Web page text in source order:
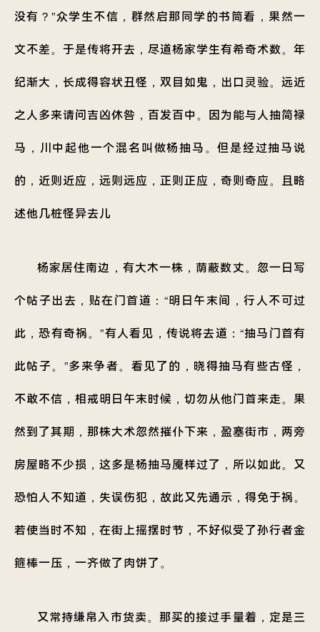
没有？”众学生不信，群然启那同学的书筒看，果然一
文不差。于是传将开去，尽道杨家学生有希奇术数。年
纪渐大，长成得容状丑怪，双目如鬼，出口灵验。远近
之人多来请问吉凶休咎，百发百中。因为能与人抽简禄
马，川中起他一个混名叫做杨抽马。但是经过抽马说
的，近则近应，远则远应，正则正应，奇则奇应。且略
述他几桩怪异去儿
杨家居住南边，有大木一株，荫蔽数丈。忽一日写
个帖子出去，贴在门首道：“明日午末间，行人不可过
此，恐有奇祸。”有人看见，传说将去道：“抽马门首有
此帖子。”多来争者。看见了的，晓得抽马有些古怪，
不敢不信，相戒明日午末时候，切勿从他门首来走。果
然到了其期，那株大术忽然摧仆下来，盈塞街市，两旁
房屋略不少损，这多是杨抽马魇样过了，所以如此。又
恐怕人不知道，失误伤犯，故此又先通示，得免于祸。
若使当时不知，在街上摇摆时节，不好似受了孙行者金
箍棒一压，一齐做了肉饼了。
又常持缣帛入市货卖。那买的接过手量着，定是三